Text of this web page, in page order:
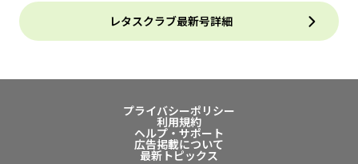
レタスクラブ最新号詳細
プライバシーポリシー
利用規約
ヘルプ・サポート
広告掲載について
最新トピックス